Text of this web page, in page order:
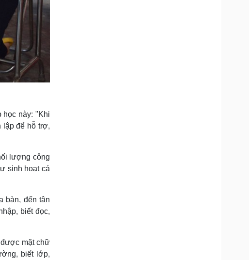
này: "Khi
lập để hỗ trợ,
lượng công
sinh hoạt cá
bàn, đến tận
biết đọc,
mặt chữ
biết lớp,